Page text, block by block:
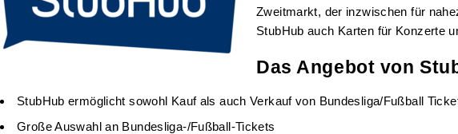
Zweitmarkt, der inzwischen für
StubHub auch Karten für Konzerte
Das Angebot von
StubHub ermöglicht sowohl Kauf als auch Verkauf von Bundesliga/Fußball
Große Auswahl an Bundesliga-/Fußball-Tickets